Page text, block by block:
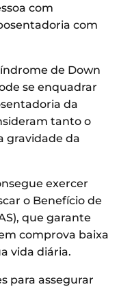
com
com
de Down
se enquadrar
da
tanto o
gravidade da
exercer
o Benefício de
que garante
comprova baixa
vida diária.
para assegurar